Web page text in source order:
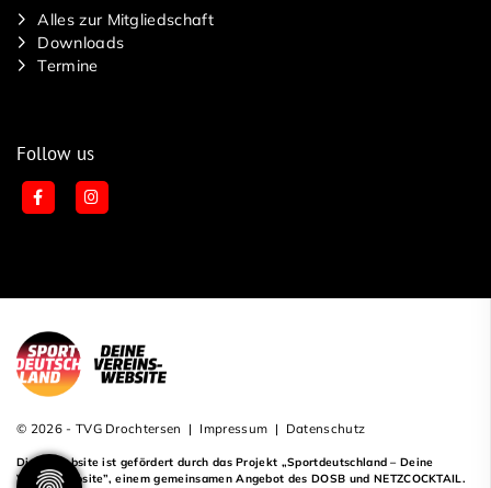
Alles zur Mitgliedschaft
Downloads
Termine
Follow us
© 2026 - TVG Drochtersen | Impressum | Datenschutz
Diese Website ist gefördert durch das Projekt „Sportdeutschland – Deine
Vereinswebsite”, einem gemeinsamen Angebot des DOSB und NETZCOCKTAIL.